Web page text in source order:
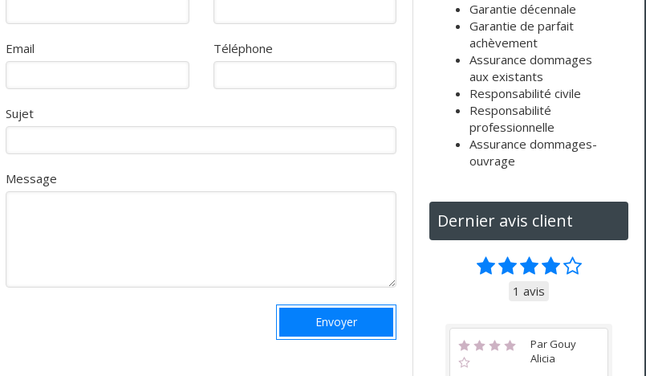
Email Téléphone
Sujet
Message
Envoyer
Garantie décennale
Garantie de parfait
achèvement
Assurance dommages
aux existants
Responsabilité civile
Responsabilité
professionnelle
Assurance dommages-
ouvrage
Dernier avis client
1 avis
Par Gouy
Alicia